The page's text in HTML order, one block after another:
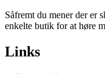
Såfremt du mener der er
enkelte butik for at høre
Links